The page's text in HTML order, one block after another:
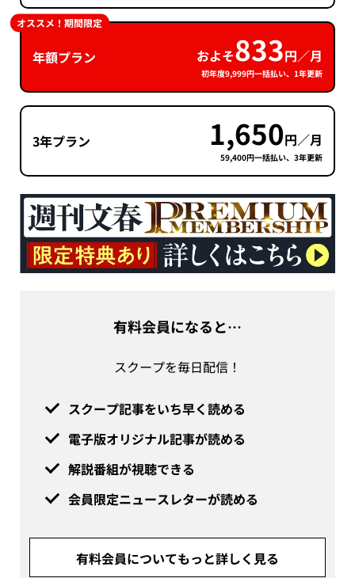
年額プラン およそ833円／月
初年度9,999円一括払い、1年更新
オススメ！期間限定
3年プラン 1,650円／月
59,400円一括払い、3年更新
有料会員になると…
スクープを毎日配信！
スクープ記事をいち早く読める
電子版オリジナル記事が読める
解説番組が視聴できる
会員限定ニュースレターが読める
有料会員についてもっと詳しく見る